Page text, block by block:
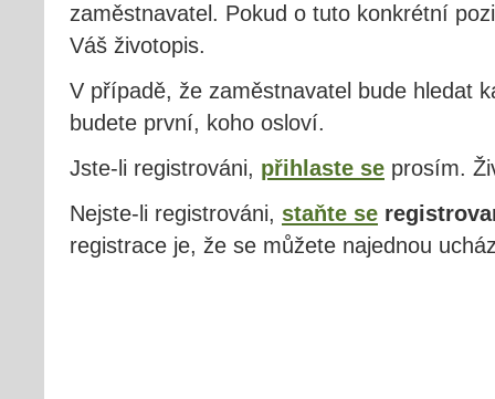
zaměstnavatel. Pokud o tuto konkrétní
Váš životopis.
V případě, že zaměstnavatel bude hledat
budete první, koho osloví.
Jste-li registrováni, přihlaste se prosím.
Nejste-li registrováni, staňte se
registrace je, že se můžete najednou